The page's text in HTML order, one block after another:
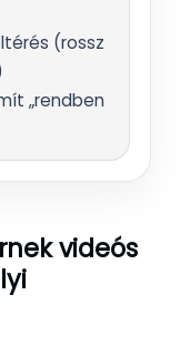
(rossz
„rendben
videós